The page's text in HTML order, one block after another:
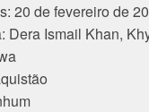
20 de fevereiro de
Dera Ismail Khan,